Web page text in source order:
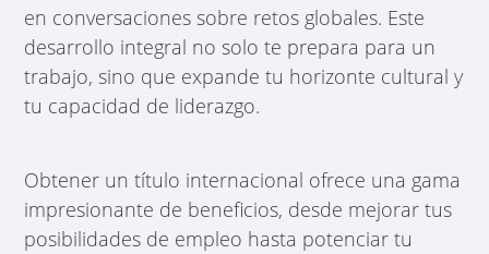
en conversaciones sobre retos globales. Este
desarrollo integral no solo te prepara para un
trabajo, sino que expande tu horizonte cultural y
tu capacidad de liderazgo.
Obtener un título internacional ofrece una gama
impresionante de beneficios, desde mejorar tus
posibilidades de empleo hasta potenciar tu